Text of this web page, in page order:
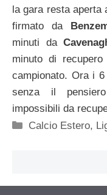
la gara resta aperta
firmato da
minuti da
minuto di
campionato. Ora i
senza il
impossibili da
Categorie
Calcio Estero,